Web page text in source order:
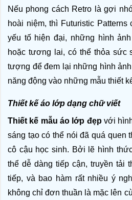
Nếu phong cách Retro là gợi
hoài niệm, thì Futuristic
yếu tố hiện đại, những hình
hoặc tương lai, có thể thỏa sức
tượng để đem lại những hình
năng động vào những mẫu thiết
Thiết kế áo lớp dạng chữ viết
Thiết kế mẫu áo lớp đẹp với
sáng tạo có thể nói đã quá quen
cô cậu học sinh. Bởi lẽ hình
thể dễ dàng tiếp cận, truyền tải
tiếp, và bao hàm rất nhiều ý
không chỉ đơn thuần là mặc lên